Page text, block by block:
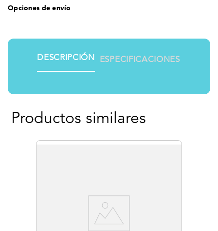
Opciones de envío
DESCRIPCIÓN ESPECIFICACIONES
Productos similares